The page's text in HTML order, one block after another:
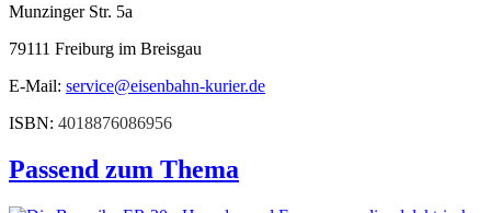
Munzinger Str. 5a
79111 Freiburg im Breisgau
E-Mail: service@eisenbahn-kurier.de
ISBN: 4018876086956
Passend zum Thema